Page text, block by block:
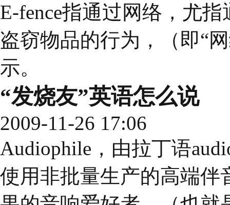
E-fence指通过网络，尤
盗窃物品的行为，（即“
示。
“发烧友”英语怎么说
2009-11-26 17:06
Audiophile，由拉丁语
使用非批量生产的高端伴